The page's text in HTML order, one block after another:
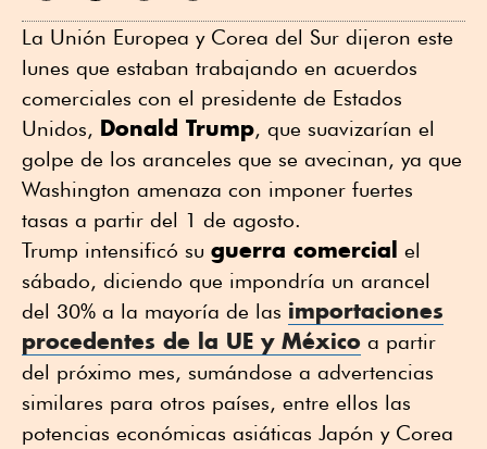
La Unión Europea y Corea del Sur dijeron este
lunes que estaban trabajando en acuerdos
comerciales con el presidente de Estados
Unidos, Donald Trump, que suavizarían el
golpe de los aranceles que se avecinan, ya que
Washington amenaza con imponer fuertes
tasas a partir del 1 de agosto.
Trump intensificó su guerra comercial el
sábado, diciendo que impondría un arancel
del 30% a la mayoría de las importaciones
procedentes de la UE y México a partir
del próximo mes, sumándose a advertencias
similares para otros países, entre ellos las
potencias económicas asiáticas Japón y Corea